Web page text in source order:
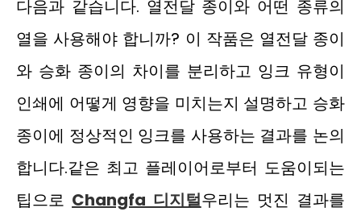
다음과 같습니다. 열전달 종이와 어떤 종류의
열을 사용해야 합니까? 이 작품은 열전달 종이
와 승화 종이의 차이를 분리하고 잉크 유형이
인쇄에 어떻게 영향을 미치는지 설명하고 승화
종이에 정상적인 잉크를 사용하는 결과를 논의
합니다.같은 최고 플레이어로부터 도움이되는
팁으로 Changfa 디지털우리는 멋진 결과를